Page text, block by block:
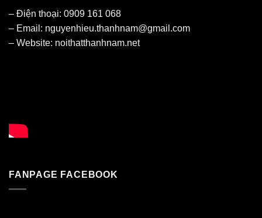
– Điện thoại: 0909 161 068
– Email: nguyenhieu.thanhnam@gmail.com
– Website: noithatthanhnam.net
FANPAGE FACEBOOK